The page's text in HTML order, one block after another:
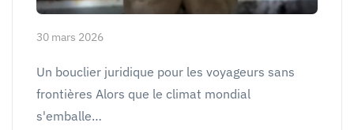
30 mars 2026
Un bouclier juridique pour les voyageurs sans
frontières Alors que le climat mondial
s'emballe…